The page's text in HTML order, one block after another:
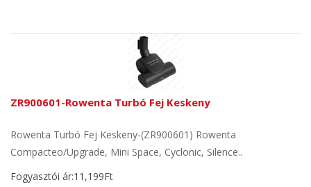
ZR900601-Rowenta Turbó Fej Keskeny
Rowenta Turbó Fej Keskeny-(ZR900601) Rowenta
Compacteo/Upgrade, Mini Space, Cyclonic, Silence..
Fogyasztói ár:11,199Ft